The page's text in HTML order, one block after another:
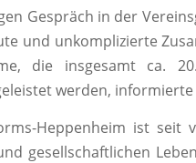
Gespräch in der
und unkomplizierte
die insgesamt ca.
werden,
Heppenheim ist seit
gesellschaftlichen